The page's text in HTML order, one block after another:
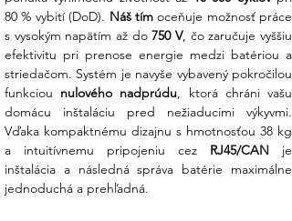
80 % vybití (DoD). Náš tím oceňuje možnosť práce
s vysokým napätím až do 750 V, čo zaručuje vyššiu
efektivitu pri prenose energie medzi batériou a
striedačom. Systém je navyše vybavený pokročilou
funkciou nulového nadprúdu, ktorá chráni vašu
domácu inštaláciu pred nežiaducimi výkyvmi.
Vďaka kompaktnému dizajnu s hmotnosťou 38 kg
a intuitívnemu pripojeniu cez RJ45/CAN je
inštalácia a následná správa batérie maximálne
jednoduchá a prehľadná.